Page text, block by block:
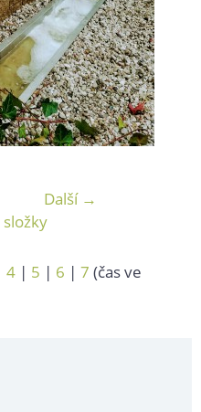
Další →
4 | 5 | 6 | 7 (čas ve